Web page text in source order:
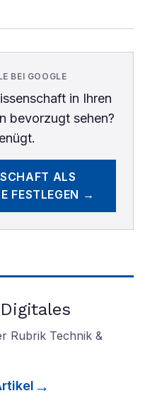
BEI GOOGLE
in Ihren
bevorzugt sehen?
ALS
FESTLEGEN →
Rubrik Technik &